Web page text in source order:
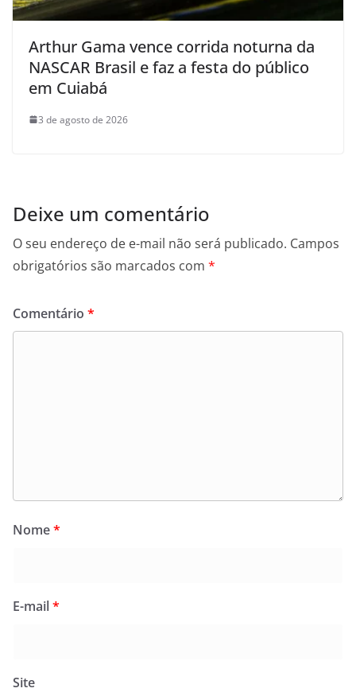
Arthur Gama vence corrida noturna da
NASCAR Brasil e faz a festa do público
em Cuiabá
3 de agosto de 2026
Deixe um comentário
O seu endereço de e-mail não será publicado. Campos
obrigatórios são marcados com *
Comentário *
Nome*
E-mail*
Site